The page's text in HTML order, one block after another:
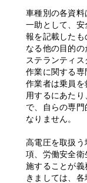
車種別の各資
一助として、
報を記載した
なる他の目的の
ステランティ
作業に関する専
作業者は乗員を
用するにあた
で、自らの専
なりません。
高電圧を取扱
項、労働安全
施することが義
きましては、